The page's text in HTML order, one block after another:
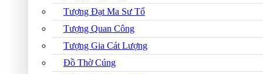
Tượng Đạt Ma Sư Tổ
Tượng Quan Công
Tượng Gia Cát Lượng
Đồ Thờ Cúng